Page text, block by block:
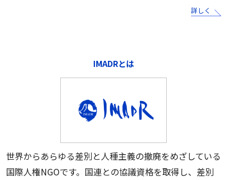
詳しく
IMADRとは
世界からあらゆる差別と人種主義の撤廃をめざしている
国際人権NGOです。国連との協議資格を取得し、差別